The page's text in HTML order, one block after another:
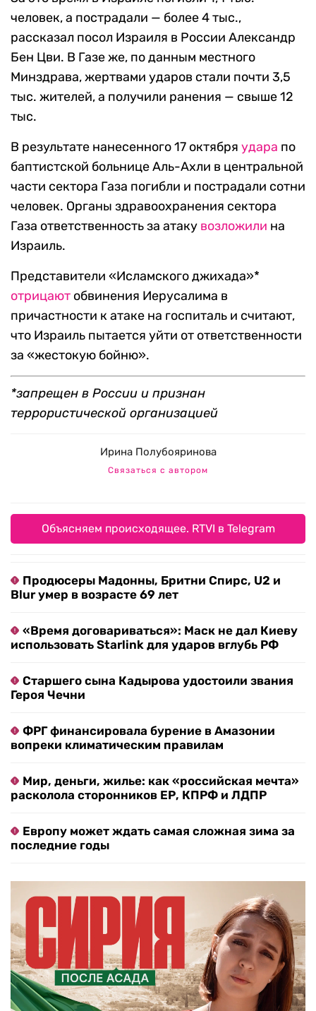
человек, а пострадали — более 4 тыс.,
рассказал посол Израиля в России Александр
Бен Цви. В Газе же, по данным местного
Минздрава, жертвами ударов стали почти 3,5
тыс. жителей, а получили ранения — свыше 12
тыс.
В результате нанесенного 17 октября удара по
баптистской больнице Аль-Ахли в центральной
части сектора Газа погибли и пострадали сотни
человек. Органы здравоохранения сектора
Газа ответственность за атаку возложили на
Израиль.
Представители «Исламского джихада»*
отрицают обвинения Иерусалима в
причастности к атаке на госпиталь и считают,
что Израиль пытается уйти от ответственности
за «жестокую бойню».
*запрещен в России и признан
террористической организацией
Ирина Полубояринова
Связаться с автором
Объясняем происходящее. RTVI в Telegram
Продюсеры Мадонны, Бритни Спирс, U2 и
Blur умер в возрасте 69 лет
«Время договариваться»: Маск не дал Киеву
использовать Starlink для ударов вглубь РФ
Старшего сына Кадырова удостоили звания
Героя Чечни
ФРГ финансировала бурение в Амазонии
вопреки климатическим правилам
Мир, деньги, жилье: как «российская мечта»
расколола сторонников ЕР, КПРФ и ЛДПР
Европу может ждать самая сложная зима за
последние годы